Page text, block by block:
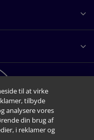
sproglige
Forældrevurdering
BESS
til at virke
tilbyde
analysere vores
din brug af
i reklamer og